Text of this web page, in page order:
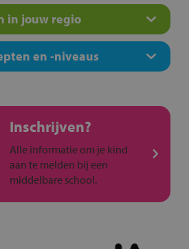
in jouw regio
en -niveaus
Inschrijven?
Alle informatie om je kind
aan te melden bij een
middelbare school.